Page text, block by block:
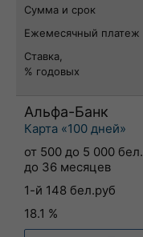
Сумма и срок
Ежемесячный платеж
Ставка,
% годовых
Альфа-Банк
Карта «100 дней»
от 500 до 5 000
до 36 месяцев
1-й 148 бел.руб
18.1 %